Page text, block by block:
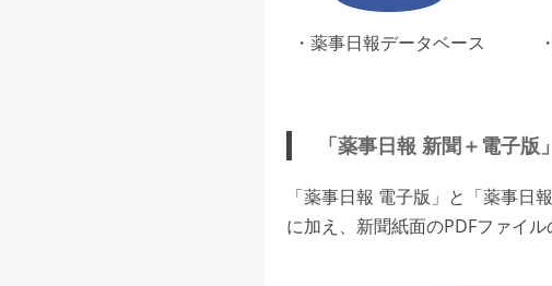
・薬事日報データベース
「薬事日報 新聞＋電子版
「薬事日報 電子版」と「薬事
に加え、新聞紙面のPDFファイ